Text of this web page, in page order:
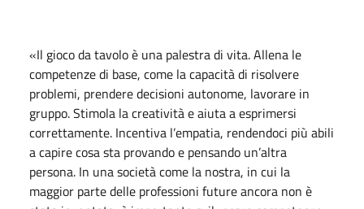
«Il gioco da tavolo è una palestra di vita. Allena le
competenze di base, come la capacità di risolvere
problemi, prendere decisioni autonome, lavorare in
gruppo. Stimola la creatività e aiuta a esprimersi
correttamente. Incentiva l’empatia, rendendoci più abili
a capire cosa sta provando e pensando un’altra
persona. In una società come la nostra, in cui la
maggior parte delle professioni future ancora non è